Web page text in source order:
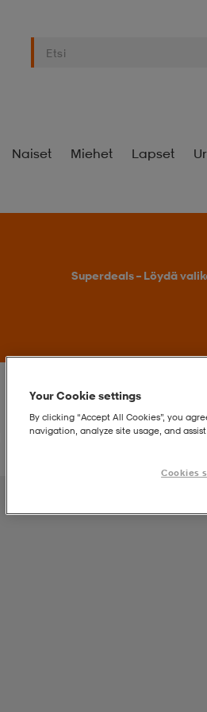
Naiset Miehet Lapset
Superdeals – Löydä
Your Cookie settings
By clicking “Accept All Cookies”, you
navigation, analyze site usage, and
Cookies